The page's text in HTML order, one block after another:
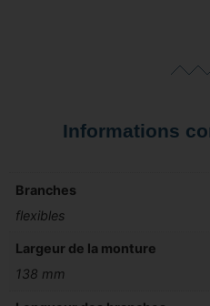
Informations
Branches
flexibles
Largeur de la monture
138 mm